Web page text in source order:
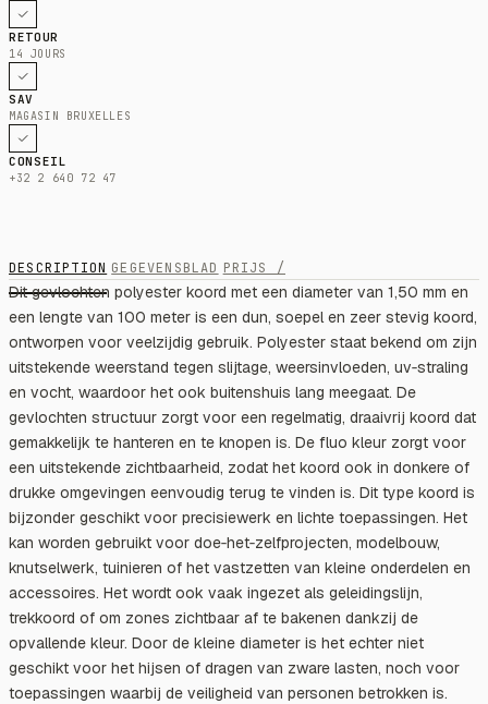
RETOUR
14 JOURS
SAV
MAGASIN BRUXELLES
CONSEIL
+32 2 640 72 47
DESCRIPTION GEGEVENSBLAD PRIJS /
Dit gevlochten polyester koord met een diameter van 1,50 mm en
een lengte van 100 meter is een dun, soepel en zeer stevig koord,
ontworpen voor veelzijdig gebruik. Polyester staat bekend om zijn
uitstekende weerstand tegen slijtage, weersinvloeden, uv‑straling
en vocht, waardoor het ook buitenshuis lang meegaat. De
gevlochten structuur zorgt voor een regelmatig, draaivrij koord dat
gemakkelijk te hanteren en te knopen is. De fluo kleur zorgt voor
een uitstekende zichtbaarheid, zodat het koord ook in donkere of
drukke omgevingen eenvoudig terug te vinden is. Dit type koord is
bijzonder geschikt voor precisiewerk en lichte toepassingen. Het
kan worden gebruikt voor doe‑het‑zelfprojecten, modelbouw,
knutselwerk, tuinieren of het vastzetten van kleine onderdelen en
accessoires. Het wordt ook vaak ingezet als geleidingslijn,
trekkoord of om zones zichtbaar af te bakenen dankzij de
opvallende kleur. Door de kleine diameter is het echter niet
geschikt voor het hijsen of dragen van zware lasten, noch voor
toepassingen waarbij de veiligheid van personen betrokken is.